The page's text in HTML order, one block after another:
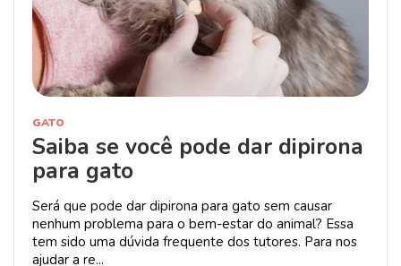
GATO
Saiba se você pode dar dipirona
para gato
Será que pode dar dipirona para gato sem causar
nenhum problema para o bem-estar do animal? Essa
tem sido uma dúvida frequente dos tutores. Para nos
ajudar a re...